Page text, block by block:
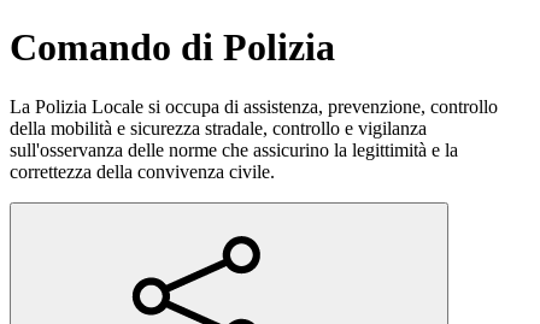
Comando di Polizia
La Polizia Locale si occupa di assistenza, prevenzione, controllo
della mobilità e sicurezza stradale, controllo e vigilanza
sull'osservanza delle norme che assicurino la legittimità e la
correttezza della convivenza civile.